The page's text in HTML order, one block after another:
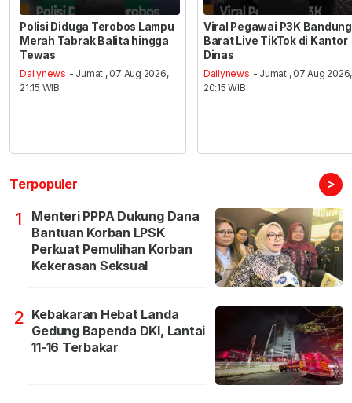
Polisi Diduga Terobos Lampu
Merah Tabrak Balita hingga
Tewas
Dailynews - Jumat , 07 Aug 2026,
21:15 WIB
Viral Pegawai P3K Bandung
Barat Live TikTok di Kantor
Dinas
Dailynews - Jumat , 07 Aug 2026,
20:15 WIB
Terpopuler >
1
Menteri PPPA Dukung Dana
Bantuan Korban LPSK
Perkuat Pemulihan Korban
Kekerasan Seksual
2 Kebakaran Hebat Landa
Gedung Bapenda DKI, Lantai
11-16 Terbakar